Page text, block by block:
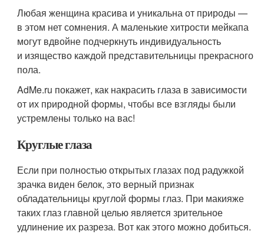
Любая женщина красива и уникальна от природы —
в этом нет сомнения. А маленькие хитрости мейкапа
могут вдвойне подчеркнуть индивидуальность
и изящество каждой представительницы прекрасного
пола.
AdMe.ru покажет, как накрасить глаза в зависимости
от их природной формы, чтобы все взгляды были
устремлены только на вас!
Круглые глаза
Если при полностью открытых глазах под радужкой
зрачка виден белок, это верный признак
обладательницы круглой формы глаз. При макияже
таких глаз главной целью является зрительное
удлинение их разреза. Вот как этого можно добиться.